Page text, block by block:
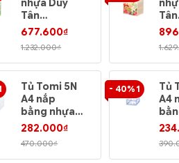
nhựa Duy
Tân
No.622/5
677.600₫
1.232.000₫
Tân
Tủ Tomi 5N
A4 nắp
bằng nhựa
Duy Tân
282.000₫
470.000₫
- 40% 1
Tủ
A4 nắp